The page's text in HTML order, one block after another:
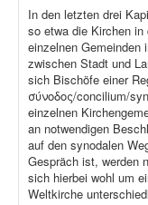
In den letzten drei
so etwa die Kirchen
einzelnen Gemeinden
zwischen Stadt und
sich Bischöfe einer
σύνοδος/concilium/
einzelnen
an notwendigen
auf den synodalen
Gespräch ist, werden
sich hierbei wohl um
Weltkirche